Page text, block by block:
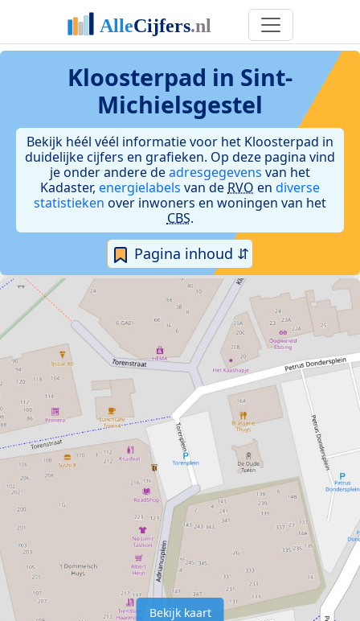
Kloosterpad in Sint-
Michielsgestel
Bekijk héél véél informatie voor het Kloosterpad in
duidelijke cijfers en grafieken. Op deze pagina vind
je onder andere deadresgegevens van het
Kadaster, energielabels van de RVO en diverse
statistieken over inwoners en woningen van het
CBS.
Pagina inhoud ⇵
Bekijk kaart